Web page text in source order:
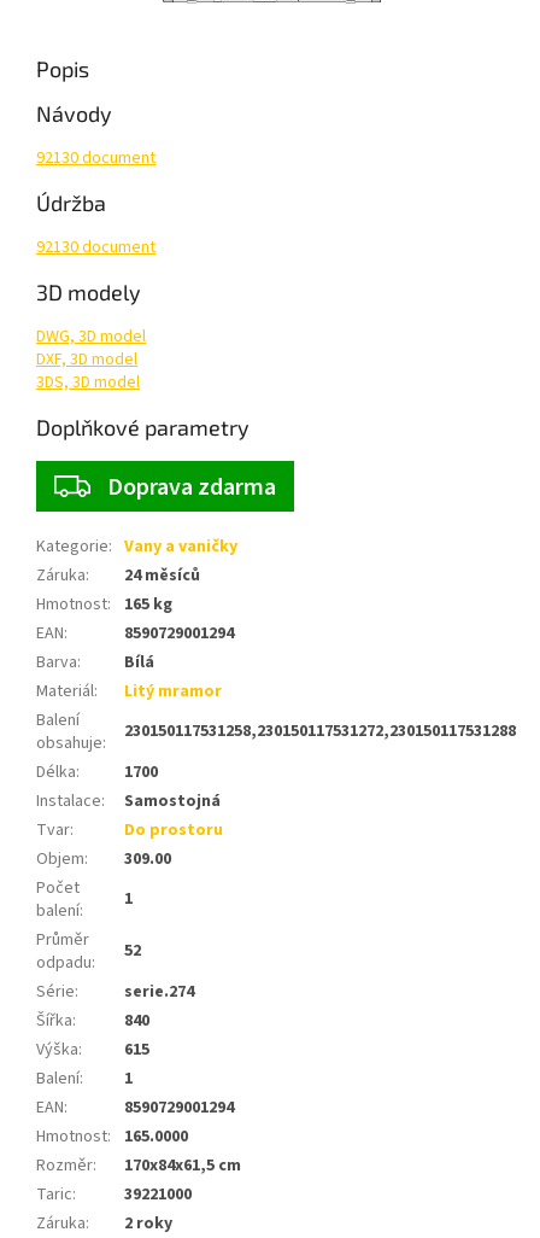
Popis
Návody
92130 document
Údržba
92130 document
3D modely
DWG, 3D model
DXF, 3D model
3DS, 3D model
Doplňkové parametry
ZDARMA
Doprava zdarma
Kategorie: Vany a vaničky
Záruka:
24 měsíců
Hmotnost:
165 kg
EAN:
8590729001294
Barva:
Bílá
Materiál:
Litý mramor
Balení
obsahuje:
230150117531258,230150117531272,230150117531288
Délka:
1700
Instalace:
Samostojná
Tvar:
Do prostoru
Objem:
309.00
Počet
balení:
1
Průměr
odpadu:
52
Série:
serie.274
Šířka:
840
Výška:
615
Balení:
1
EAN:
8590729001294
Hmotnost:
165.0000
Rozměr:
170x84x61,5 cm
Taric:
39221000
Záruka:
2 roky